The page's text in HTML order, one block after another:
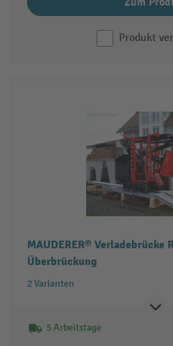
Produkt
MAUDERER® Verladebrücke
Überbrückung
2 Varianten
5 Arbeitstage